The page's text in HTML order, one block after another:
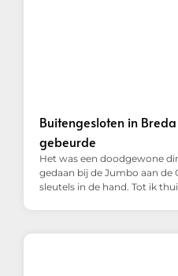
Buitengesloten in
gebeurde
Het was een doodgewone
gedaan bij de Jumbo aan de
sleutels in de hand. Tot ik